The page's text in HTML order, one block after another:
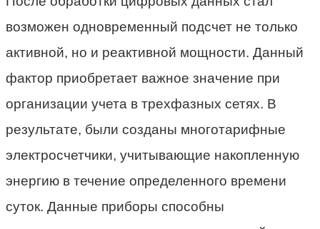
возможен одновременный подсчет не только
активной, но и реактивной мощности. Данный
фактор приобретает важное значение при
организации учета в трехфазных сетях. В
результате, были созданы многотарифные
электросчетчики, учитывающие накопленную
энергию в течение определенного времени
суток. Данные приборы способны